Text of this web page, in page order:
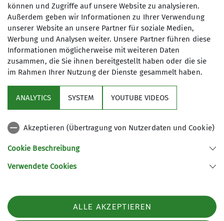
Pfarrer-Kraus-Straße 63
56077 Koblenz-Arenberg
Sektion
DAV
Sektion Koblenz des Deutschen Alpenvereins e.V.
Telefon +4926179452
können und Zugriffe auf unsere Website zu analysieren.
Außerdem geben wir Informationen zu Ihrer Verwendung
unserer Website an unsere Partner für soziale Medien,
Werbung und Analysen weiter. Unsere Partner führen diese
Informationen möglicherweise mit weiteren Daten
zusammen, die Sie ihnen bereitgestellt haben oder die sie
im Rahmen Ihrer Nutzung der Dienste gesammelt haben.
ANALYTICS SYSTEM YOUTUBE VIDEOS
Akzeptieren (Übertragung von Nutzerdaten und Cookie)
Cookie Beschreibung
Verwendete Cookies
ALLE AKZEPTIEREN